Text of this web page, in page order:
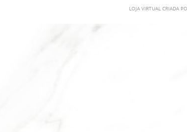
LOJA VIRTUAL CRIADA